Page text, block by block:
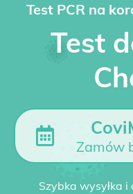
Test PCR na
Test
Zamów
Szybka wysyłka